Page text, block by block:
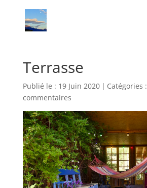
Terrasse
Publié le : 19 Juin 2020 | Catégories :
commentaires